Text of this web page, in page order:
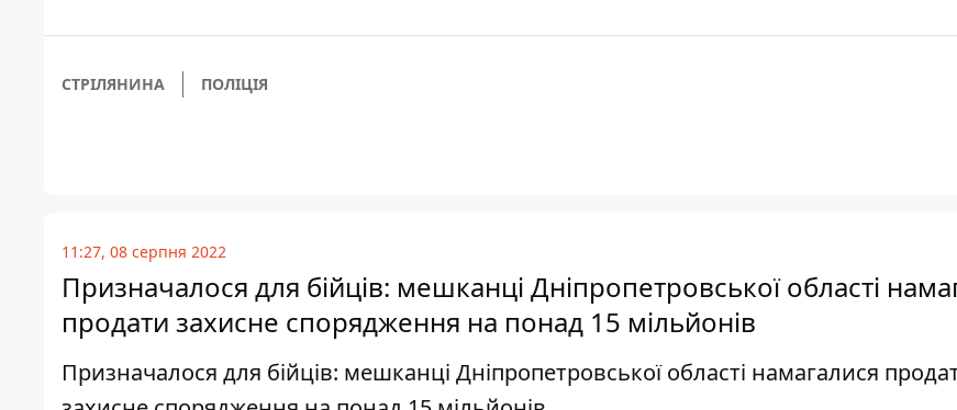
СТРІЛЯНИНА ПОЛІЦІЯ
11:27, 08 серпня 2022
Призначалося для бійців: мешканці Дніпропетровської області
продати захисне спорядження на понад 15 мільйонів
Призначалося для бійців: мешканці Дніпропетровської області намагалися